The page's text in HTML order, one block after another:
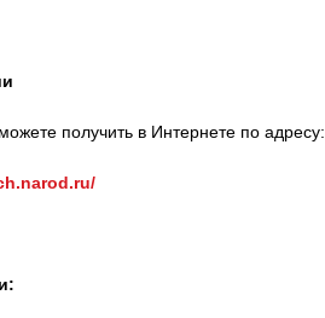
получить в Интернете по адресу: